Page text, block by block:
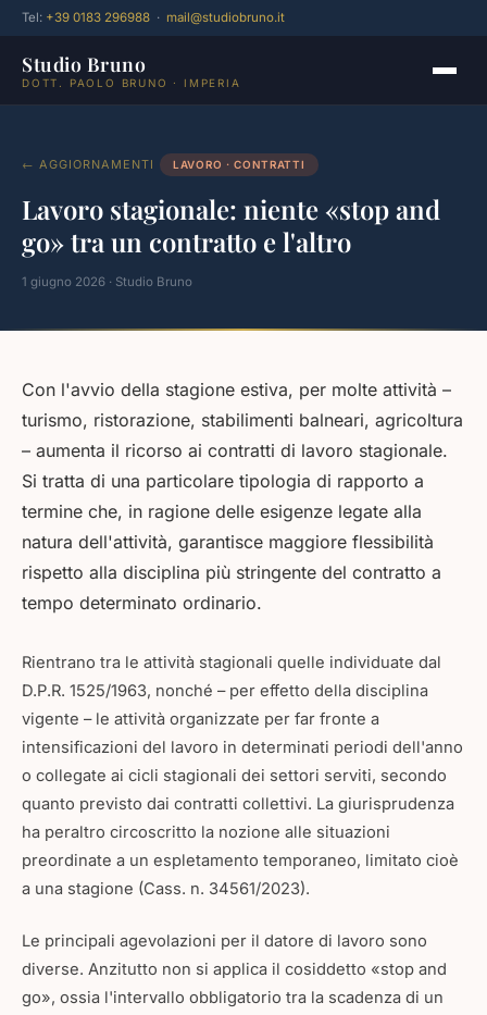
Tel: +39 0183 296988 · mail@studiobruno.it
Studio Bruno
DOTT. PAOLO BRUNO · IMPERIA
← AGGIORNAMENTI LAVORO · CONTRATTI
Lavoro stagionale: niente «stop and
go» tra un contratto e l'altro
1 giugno 2026 · Studio Bruno
Con l'avvio della stagione estiva, per molte attività –
turismo, ristorazione, stabilimenti balneari, agricoltura
– aumenta il ricorso ai contratti di lavoro stagionale.
Si tratta di una particolare tipologia di rapporto a
termine che, in ragione delle esigenze legate alla
natura dell'attività, garantisce maggiore flessibilità
rispetto alla disciplina più stringente del contratto a
tempo determinato ordinario.
Rientrano tra le attività stagionali quelle individuate dal
D.P.R. 1525/1963, nonché – per effetto della disciplina
vigente – le attività organizzate per far fronte a
intensificazioni del lavoro in determinati periodi dell'anno
o collegate ai cicli stagionali dei settori serviti, secondo
quanto previsto dai contratti collettivi. La giurisprudenza
ha peraltro circoscritto la nozione alle situazioni
preordinate a un espletamento temporaneo, limitato cioè
a una stagione (Cass. n. 34561/2023).
Le principali agevolazioni per il datore di lavoro sono
diverse. Anzitutto non si applica il cosiddetto «stop and
go», ossia l'intervallo obbligatorio tra la scadenza di un